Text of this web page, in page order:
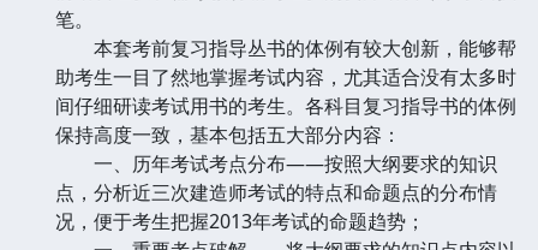
笔。
本套考前复习指导丛书的体例有较大创新，能够帮
助考生一目了然地掌握考试内容，尤其适合没有太多时
间仔细研读考试用书的考生。各科目复习指导书的体例
保持高度一致，基本包括五大部分内容：
一、历年考试考点分布——按照大纲要求的知识
点，分析近三次建造师考试的特点和命题点的分布情
况，便于考生把握2013年考试的命题趋势；